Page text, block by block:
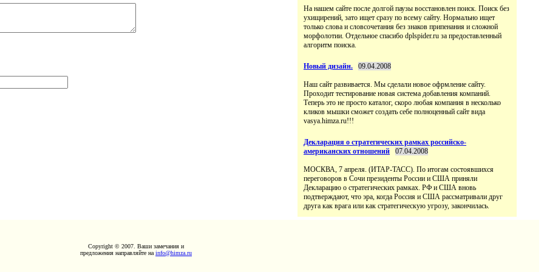
На нашем сайте после долгой паузы восстановлен поиск. Поиск без
ухищирений, зато ищет сразу по всему сайту. Нормально ищет
только слова и словсочетания без знаков припенания и сложной
морфолотии. Отдельное спасибо dplspider.ru за предоставленный
алгоритм поиска.
Новый дизайн. 09.04.2008
Наш сайт развивается. Мы сделали новое офрмление сайту.
Проходит тестирование новая система добавления компаний.
Теперь это не просто каталог, скоро любая компания в несколько
кликов мышки сможет создать себе полноценный сайт вида
vasya.himza.ru!!!
Декларация о стратегических рамках российско-
американских отношений
07.04.2008
МОСКВА, 7 апреля. (ИТАР-ТАСС). По итогам состоявшихся
переговоров в Сочи президенты России и США приняли
Декларацию о стратегических рамках. РФ и США вновь
подтверждают, что эра, когда Россия и США рассматривали друг
друга как врага или как стратегическую угрозу, закончилась.
Copyright © 2007. Ваши замечания и
предложения направляйте на info@himza.ru